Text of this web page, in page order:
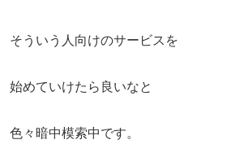
そういう人向けのサービスを
始めていけたら良いなと
色々暗中模索中です。